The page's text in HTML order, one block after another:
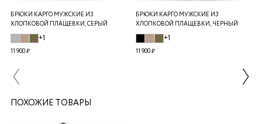
БРЮКИ КАРГО МУЖСКИЕ ИЗ
ХЛОПКОВОЙ ПЛАЩЕВКИ, СЕРЫЙ
+1
11 900 ₽
БРЮКИ КАРГО МУЖСКИЕ ИЗ
ХЛОПКОВОЙ ПЛАЩЕВКИ, ЧЕРНЫЙ
+1
11 900 ₽
ПОХОЖИЕ ТОВАРЫ